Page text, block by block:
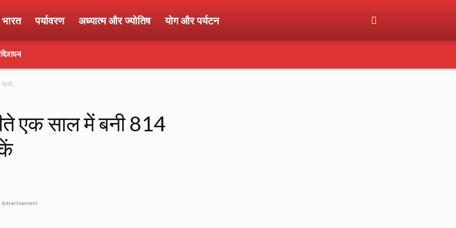
भारत पर्यावरण अध्यात्म और ज्योतिष योग और पर्यटन
विज्ञापन
एक साल में बनी 814
Advertisement